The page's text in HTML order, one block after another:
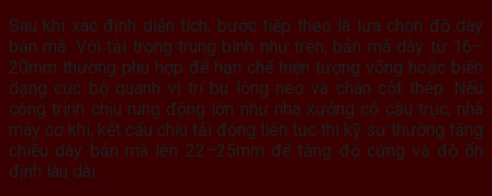
Sau khi xác định diện tích, bước tiếp theo là lựa chọn độ dày
bản mã. Với tải trọng trung bình như trên, bản mã dày từ 16–
20mm thường phù hợp để hạn chế hiện tượng võng hoặc biến
dạng cục bộ quanh vị trí bu lông neo và chân cột thép. Nếu
công trình chịu rung động lớn như nhà xưởng có cầu trục, nhà
máy cơ khí, kết cấu chịu tải động liên tục thì kỹ sư thường tăng
chiều dày bản mã lên 22–25mm để tăng độ cứng và độ ổn
định lâu dài.